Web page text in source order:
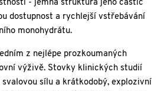
- jemná struktura jeho částic
dostupnost a rychlejší vstřebávání
monohydrátu.
z nejlépe prozkoumaných
výživě. Stovky klinických studií
sílu a krátkodobý, explozivní